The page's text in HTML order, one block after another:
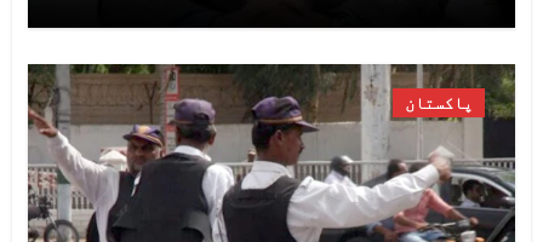
پاکستان